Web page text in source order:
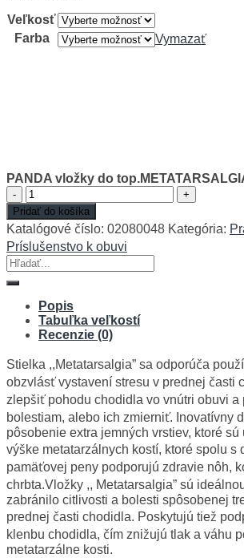
Veľkosť
Farba
Vymazať
PANDA vložky do
množstvo
PANDA
vložky
do
top.METATARSALGIA
Pridať do košíka
Katalógové číslo: 02080048 Kategória:
Príslušenstvo k obuvi
Hľadať:
Popis
Tabuľka veľkostí
Recenzie (0)
Stielka ,,Metatarsalgia” sa odporúča
obzvlásť vystavení stresu v prednej časti
zlepšiť pohodu chodidla vo vnútri obuvi a
bolestiam, alebo ich zmierniť. Inovatívny
pôsobenie extra jemných vrstiev, ktoré sú
výške metatarzálnych kostí, ktoré spolu s
pamäťovej peny podporujú zdravie nôh,
chrbta.Vložky ,, Metatarsalgia” sú
zabránilo citlivosti a bolesti spôsobenej
prednej časti chodidla. Poskytujú tiež
klenbu chodidla, čím znižujú tlak a váhu
metatarzálne kosti.